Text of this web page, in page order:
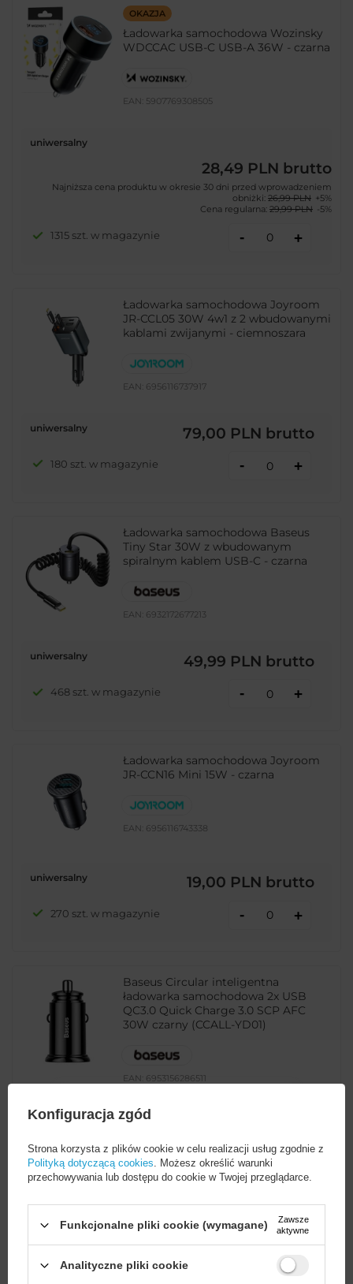
OKAZJA
Ładowarka samochodowa Wozinsky
WDCCAC USB-C USB-A 36W - czarna
EAN: 5907769308505
uniwersalny
28,49 PLN brutto
Najniższa cena produktu w okresie 30 dni przed wprowadzeniem
obniżki: 26,99 PLN +5%
Cena regularna: 29,99 PLN -5%
1315 szt. w magazynie - +
Ładowarka samochodowa Joyroom
JR-CCL05 30W 4w1 z 2 wbudowanymi
kablami zwijanymi - ciemnoszara
EAN: 6956116737917
uniwersalny 79,00 PLN brutto
180 szt. w magazynie - +
Ładowarka samochodowa Baseus
Tiny Star 30W z wbudowanym
spiralnym kablem USB-C - czarna
EAN: 6932172677213
uniwersalny 49,99 PLN brutto
468 szt. w magazynie - +
Ładowarka samochodowa Joyroom
JR-CCN16 Mini 15W - czarna
EAN: 6956116743338
uniwersalny 19,00 PLN brutto
270 szt. w magazynie - +
Baseus Circular inteligentna
ładowarka samochodowa 2x USB
QC3.0 Quick Charge 3.0 SCP AFC
30W czarny (CCALL-YD01)
EAN: 6953156286511
POKAŻ INNE WARIANTY(1)
USB-A (żeński) 39,99 PLN brutto
Konfiguracja zgód
Strona korzysta z plików cookie w celu realizacji usług zgodnie z
Polityką dotyczącą cookies . Możesz określić warunki
przechowywania lub dostępu do cookie w Twojej przeglądarce.
Funkcjonalne pliki cookie (wymagane)
Zawsze
aktywne
Analityczne pliki cookie